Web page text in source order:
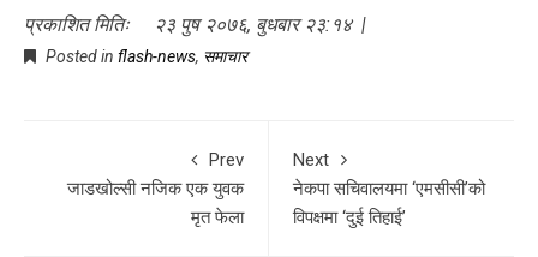
प्रकाशित मितिः २३ पुष २०७६, बुधबार २३:१४ |
Posted in flash-news, समाचार
Prev
जाडखोल्सी नजिक एक युवक
मृत फेला
Next
नेकपा सचिवालयमा ‘एमसीसी’को
विपक्षमा ‘दुई तिहाई’